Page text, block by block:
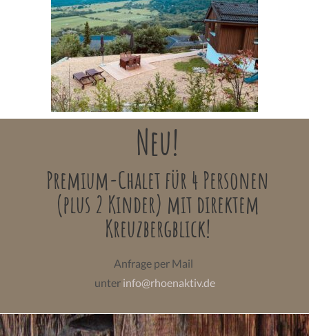
Neu!
Premium-Chalet für 4 Personen
(plus 2 Kinder) mit direktem
Kreuzbergblick!
Anfrage per Mail
unter info@rhoenaktiv.de